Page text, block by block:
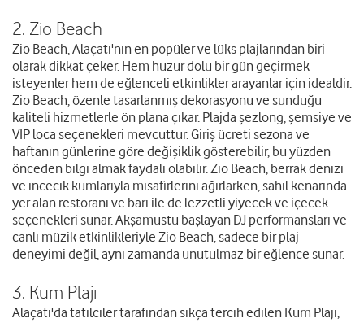
2. Zio Beach
Zio Beach, Alaçatı'nın en popüler ve lüks plajlarından biri
olarak dikkat çeker. Hem huzur dolu bir gün geçirmek
isteyenler hem de eğlenceli etkinlikler arayanlar için idealdir.
Zio Beach, özenle tasarlanmış dekorasyonu ve sunduğu
kaliteli hizmetlerle ön plana çıkar. Plajda şezlong, şemsiye ve
VIP loca seçenekleri mevcuttur. Giriş ücreti sezona ve
haftanın günlerine göre değişiklik gösterebilir, bu yüzden
önceden bilgi almak faydalı olabilir. Zio Beach, berrak denizi
ve incecik kumlarıyla misafirlerini ağırlarken, sahil kenarında
yer alan restoranı ve barı ile de lezzetli yiyecek ve içecek
seçenekleri sunar. Akşamüstü başlayan DJ performansları ve
canlı müzik etkinlikleriyle Zio Beach, sadece bir plaj
deneyimi değil, aynı zamanda unutulmaz bir eğlence sunar.
3. Kum Plajı
Alaçatı'da tatilciler tarafından sıkça tercih edilen Kum Plajı,